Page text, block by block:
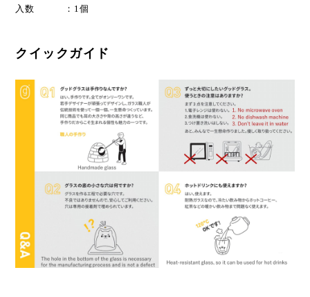
入数 ：1個
クイックガイド